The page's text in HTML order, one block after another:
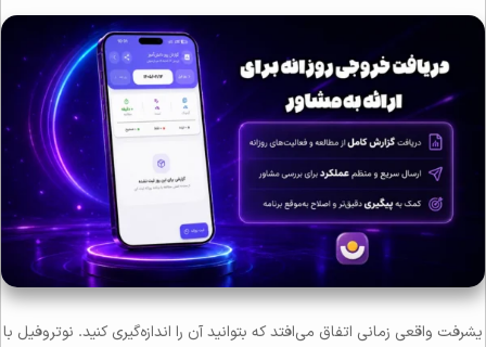
یشرفت واقعی زمانی اتفاق می‌افتد که بتوانید آن را اندازه‌گیری کنید. نوتروفیل با